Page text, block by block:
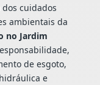
cuidados
ambientais da
no Jardim
de esgoto,
e